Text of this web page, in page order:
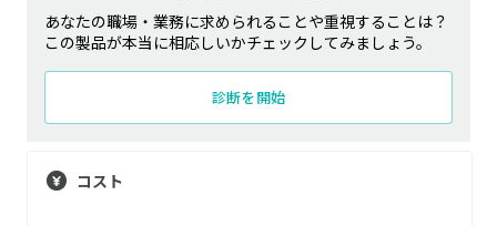
あなたの職場・業務に求められることや重視することは？
この製品が本当に相応しいかチェックしてみましょう。
診断を開始
コスト